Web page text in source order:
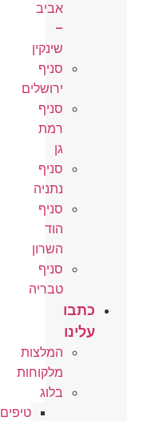
אביב
–
שינקין
סניף
ירושלים
סניף
רמת
גן
סניף
נתניה
סניף
הוד
השרון
סניף
טבריה
כתבו
עלינו
המלצות
מלקוחות
בלוג
טיפים